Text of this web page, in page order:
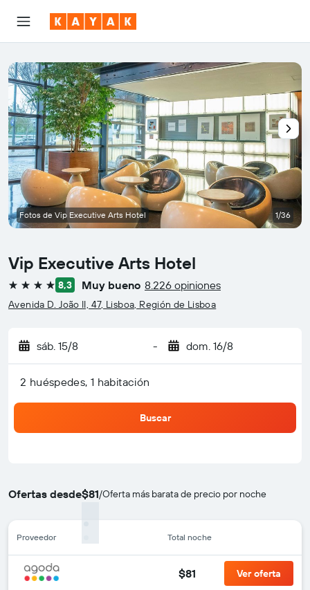
Vip Executive Arts Hotel
4 estrellas8,3 Muy bueno 8.226 opiniones
Avenida D. João II, 47, Lisboa, Región de Lisboa
sáb. 15/8 - dom. 16/8
2 huéspedes, 1 habitación
Buscar
Ofertas desde$81/Oferta más barata de precio por noche
Proveedor Total noche
$81 Ver oferta
Fotos de Vip Executive Arts Hotel 1/36